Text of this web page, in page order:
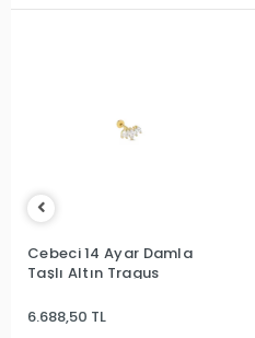
Cebeci 14 Ayar Damla
Taşlı Altın Tragus
6.688,50 TL